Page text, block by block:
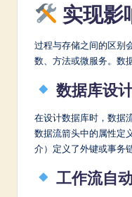
实现影
过程与存储之间的区别
数、方法或微服务。数
数据库设
在设计数据库时，数据
数据流箭头中的属性定
介）定义了外键或事务
工作流自